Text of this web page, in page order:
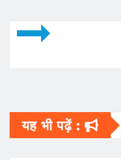
यह भी पढ़ें :